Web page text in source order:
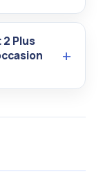
Plus